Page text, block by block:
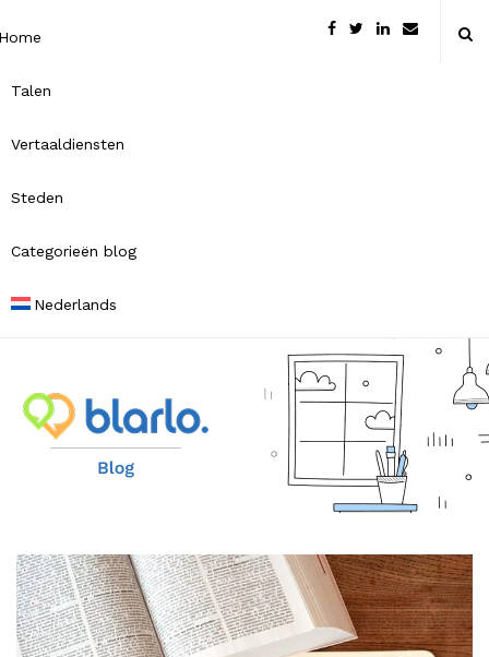
Talen
Vertaaldiensten
Steden
Categorieën blog
Nederlands
B
r
l